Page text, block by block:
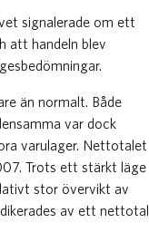
signalerade om ett
att handeln blev
än normalt. Både
var dock
varulager. Nettotalet
Trots ett stärkt läge
stor övervikt av
av ett nettotal